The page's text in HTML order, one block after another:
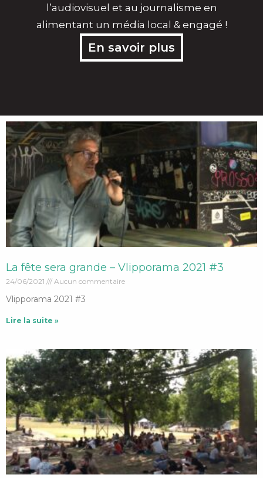
l’audiovisuel et au journalisme en
alimentant un média local & engagé !
En savoir plus
La fête sera grande – Vlipporama 2021 #3
24/06/2021 Aucun commentaire
Vlipporama 2021 #3
Lire la suite »